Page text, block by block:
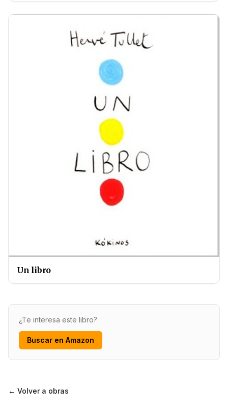
Un libro
¿Te interesa este libro?
Buscar en Amazon
← Volver a obras